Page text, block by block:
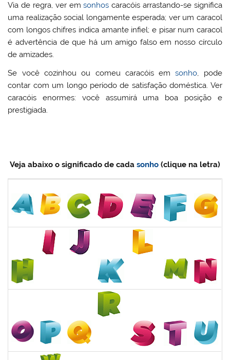
Via de regra, ver emsonhos caracóis arrastando-se significa
uma realização social longamente esperada; ver um caracol
com longos chifres indica amante infiel; e pisar num caracol
é advertência de que há um amigo falso em nosso círculo
de amizades.
Se você cozinhou ou comeu caracóis emsonho, pode
contar com um longo período de satisfação doméstica. Ver
caracóis enormes: você assumirá uma boa posição e
prestigiada.
Veja abaixo o significado de cada sonho (clique na letra)